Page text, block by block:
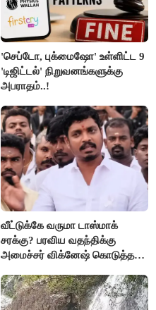
'செப்டோ, புக்மைஷோ' உள்ளிட்ட 9
'டிஜிட்டல்' நிறுவனங்களுக்கு
அபராதம்..!
வீட்டுக்கே வருமா டாஸ்மாக்
சரக்கு? பரவிய வதந்திக்கு
அமைச்சர் விக்னேஷ் கொடுத்த